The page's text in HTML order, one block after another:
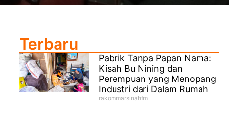
Terbaru
Pabrik Tanpa Papan Nama:
Kisah Bu Nining dan
Perempuan yang Menopang
Industri dari Dalam Rumah
rakommarsinahfm